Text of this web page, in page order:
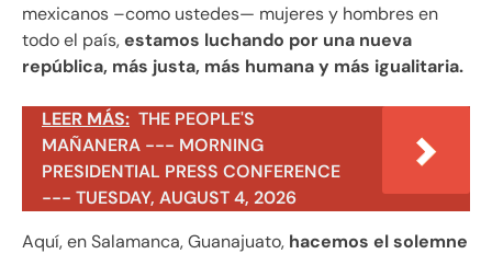
mexicanos –como ustedes— mujeres y hombres en
todo el país,estamos luchando por una nueva
república, más justa, más humana y más igualitaria.
LEER MÁS: THE PEOPLE'S
MAÑANERA --- MORNING
PRESIDENTIAL PRESS CONFERENCE
--- TUESDAY, AUGUST 4, 2026
Aquí, en Salamanca, Guanajuato, hacemos el solemne